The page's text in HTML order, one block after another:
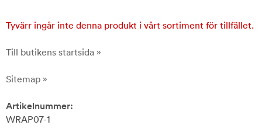
Tyvärr ingår inte denna produkt i vårt sortiment för tillfället.
Till butikens startsida »
Sitemap »
Artikelnummer:
WRAP07-1